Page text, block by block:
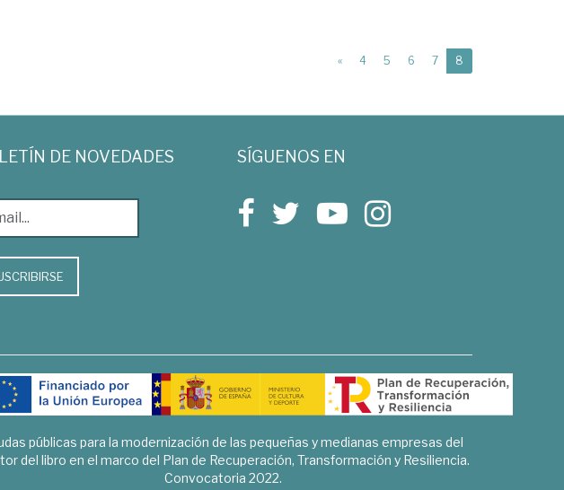
« 4 5 6 7 8
DE NOVEDADES SÍGUENOS EN
públicas para la modernización de las pequeñas y medianas empresas del
del libro en el marco del Plan de Recuperación, Transformación y Resiliencia.
Convocatoria 2022.